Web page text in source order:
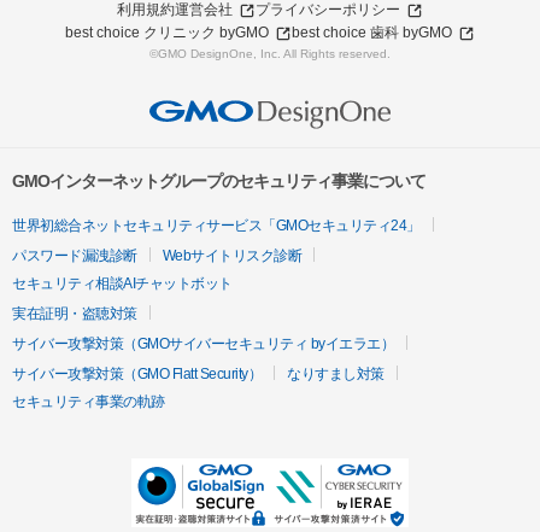
利用規約運営会社
プライバシーポリシー
best choice クリニック byGMO
best choice 歯科 byGMO
©GMO DesignOne, Inc. All Rights reserved.
GMOインターネットグループのセキュリティ事業について
世界初総合ネットセキュリティサービス「GMOセキュリティ24」
パスワード漏洩診断
Webサイトリスク診断
セキュリティ相談AIチャットボット
実在証明・盗聴対策
サイバー攻撃対策（GMOサイバーセキュリティ byイエラエ）
サイバー攻撃対策（GMO Flatt Security）
なりすまし対策
セキュリティ事業の軌跡